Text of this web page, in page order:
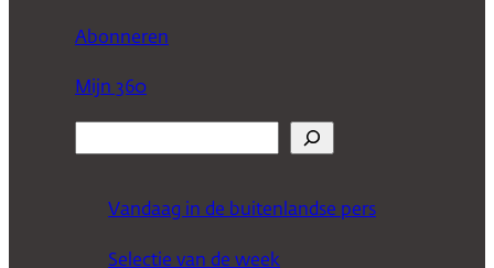
Abonneren
Mijn 360
Vandaag in de buitenlandse pers
Selectie van de week